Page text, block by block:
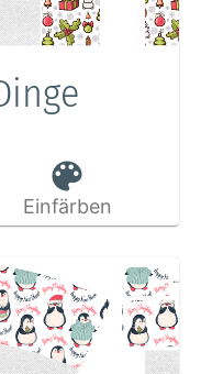
Einfärben